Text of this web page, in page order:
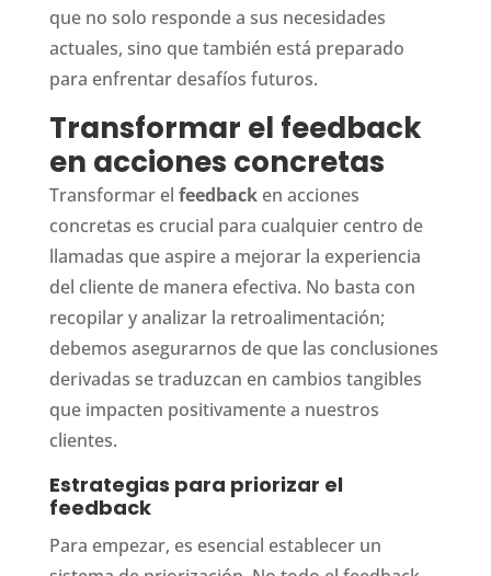
que no solo responde a sus necesidades
actuales, sino que también está preparado
para enfrentar desafíos futuros.
Transformar el feedback
en acciones concretas
Transformar el feedbacken acciones
concretas es crucial para cualquier centro de
llamadas que aspire a mejorar la experiencia
del cliente de manera efectiva. No basta con
recopilar y analizar la retroalimentación;
debemos asegurarnos de que las conclusiones
derivadas se traduzcan en cambios tangibles
que impacten positivamente a nuestros
clientes.
Estrategias para priorizar el
feedback
Para empezar, es esencial establecer un